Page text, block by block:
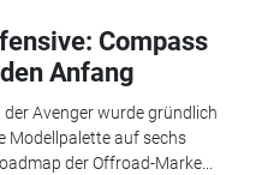
Compass
Anfang
Avenger wurde gründlich
Modellpalette auf sechs
der Offroad-Marke...